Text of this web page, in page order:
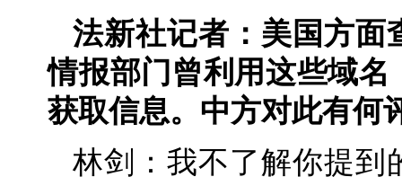
法新社记者：美国方面
情报部门曾利用这些域
获取信息。中方对此有何
林剑：我不了解你提到